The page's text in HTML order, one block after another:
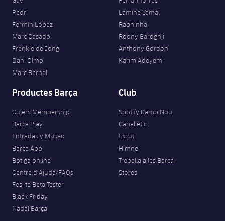
Fotos
Infantil
Aleví
plusicon
més
Actualitat
Masculí
Femení
Bàsquet en cadira de rodes
plusicon
més
Actualitat
Jugadors
Calendari
Resultats
Classificació
Hockey gel
plusicon
més
Actualitat
Jugadors
Calendari
Resultats
Classificació
Notícies
Hockey Herba Masculí
Hockey Herba Femení
Patinatge artístic
plusicon
més
Actualitat
Plantilla
Agenda
Escola de Patinatge
Rugby
plusicon
més
Actualitat
Voleibol
Pedri
Fermín López
Marc Casadó
Frenkie de Jong
Dani Olmo
Marc Bernal
Lamine Yamal
Raphinha
Roony Bardghji
Anthony Gordon
Karim Adeyemi
Productes Barça
Culers Membership
Barça Play
Entradas y Museo
Barça App
Botiga online
Centre d’Ajuda/FAQs
Fes-te Beta Tester
Black Friday
Nadal Barça
Club
Spotify Camp Nou
Canal ètic
Escut
Himne
Treballa a les Barça
Stores